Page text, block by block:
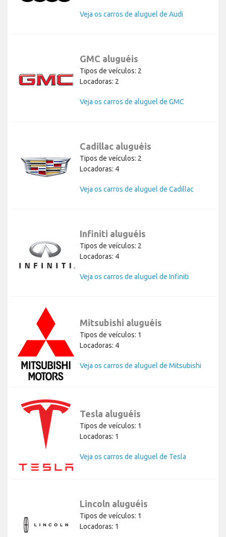
Veja os carros de aluguel de Audi
GMC aluguéis
Tipos de veículos: 2
Locadoras: 2
Veja os carros de aluguel de GMC
Cadillac aluguéis
Tipos de veículos: 2
Locadoras: 4
Veja os carros de aluguel de Cadillac
Infiniti aluguéis
Tipos de veículos: 2
Locadoras: 4
Veja os carros de aluguel de Infiniti
Mitsubishi aluguéis
Tipos de veículos: 1
Locadoras: 4
Veja os carros de aluguel de Mitsubishi
Tesla aluguéis
Tipos de veículos: 1
Locadoras: 1
Veja os carros de aluguel de Tesla
Lincoln aluguéis
Tipos de veículos: 1
Locadoras: 1